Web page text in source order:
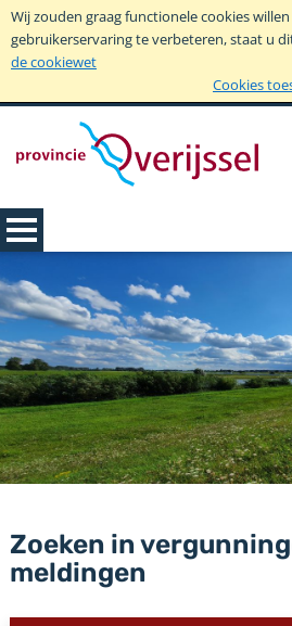
Wij zouden graag functionele cookies
gebruikerservaring te verbeteren, staat u
de cookiewet
Cookies
Zoeken in
meldingen